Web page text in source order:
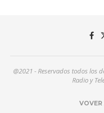
@2021 - Reservados todos los
Radio y